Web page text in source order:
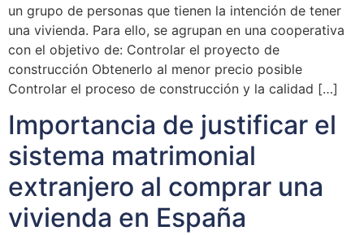
un grupo de personas que tienen la intención de tener
una vivienda. Para ello, se agrupan en una cooperativa
con el objetivo de: Controlar el proyecto de
construcción Obtenerlo al menor precio posible
Controlar el proceso de construcción y la calidad […]
Importancia de justificar el
sistema matrimonial
extranjero al comprar una
vivienda en España